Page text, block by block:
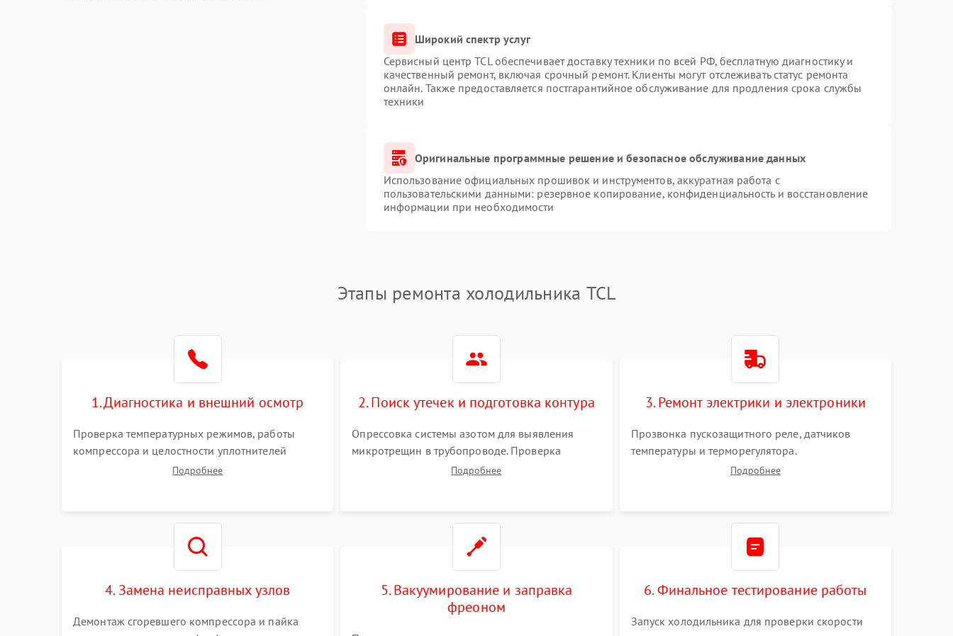
Широкий спектр услуг
Сервисный центр TCL обеспечивает доставку техники по всей РФ, бесплатную диагностику и
качественный ремонт, включая срочный ремонт. Клиенты могут отслеживать статус ремонта
онлайн. Также предоставляется постгарантийное обслуживание для продления срока службы
техники
Оригинальные программные решение и безопасное обслуживание данных
Использование официальных прошивок и инструментов, аккуратная работа с
пользовательскими данными: резервное копирование, конфиденциальность и восстановление
информации при необходимости
Этапы ремонта холодильника TCL
1. Диагностика и внешний осмотр
Проверка температурных режимов, работы
компрессора и целостности уплотнителей
дверей. Измерение сопротивления обмоток
Подробнее
2. Поиск утечек и подготовка контура
Опрессовка системы азотом для выявления
микротрещин в трубопроводе. Проверка
испарителя и конденсатора течеискателем.
Подробнее
3. Ремонт электрики и электроники
Прозвонка пускозащитного реле, датчиков
температуры и терморегулятора.
Восстановление цепей питания системы No
Подробнее
4. Замена неисправных узлов
Демонтаж сгоревшего компрессора и пайка
5. Вакуумирование и заправка
фреоном
6. Финальное тестирование работы
Запуск холодильника для проверки скорости